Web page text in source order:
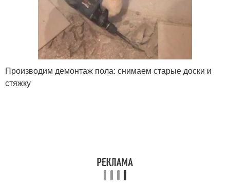
Производим демонтаж пола: снимаем старые доски и
стяжку